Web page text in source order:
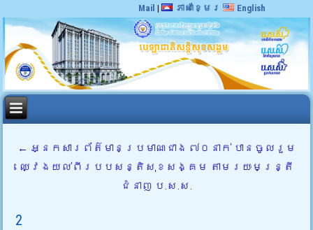
Mail | ភាសាខ្មែរ English
← អ្នកសារព័ត៌មានប្រមាណជាង ៧០នាក់ បានចូលរួម
ឈ្វេងយល់ពីរបបសន្តិសុខសង្គម តាមរយៈមន្រ្តី
ជំនាញ ប.ស.ស.
2